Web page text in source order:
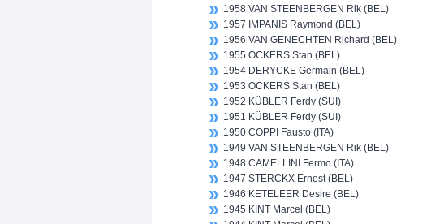
1958 VAN STEENBERGEN Rik (BEL)
1957 IMPANIS Raymond (BEL)
1956 VAN GENECHTEN Richard (BEL)
1955 OCKERS Stan (BEL)
1954 DERYCKE Germain (BEL)
1953 OCKERS Stan (BEL)
1952 KÜBLER Ferdy (SUI)
1951 KÜBLER Ferdy (SUI)
1950 COPPI Fausto (ITA)
1949 VAN STEENBERGEN Rik (BEL)
1948 CAMELLINI Fermo (ITA)
1947 STERCKX Ernest (BEL)
1946 KETELEER Desire (BEL)
1945 KINT Marcel (BEL)